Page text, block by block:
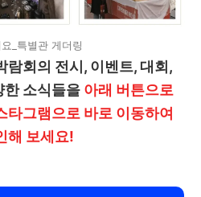
_특별관 게더링
회의 전시, 이벤트, 대회,
한 소식들을 아래 버튼으로
타그램으로 바로 이동하여
해 보세요!